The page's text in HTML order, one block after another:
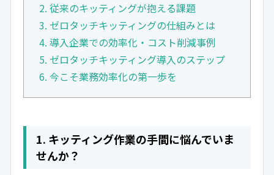
2. 従来のキッティングが抱える課題
3. ゼロタッチキッティングの仕組みとは
4. 導入企業での効率化・コスト削減事例
5. ゼロタッチキッティング導入のステップ
6. 今こそ業務効率化の第一歩を
1. キッティング作業の手間に悩んでいま
せんか？